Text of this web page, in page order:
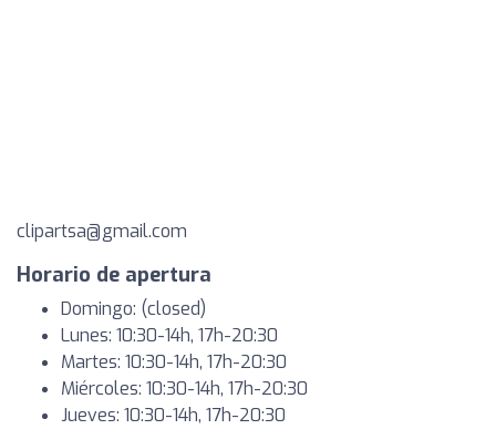
clipartsa@gmail.com
Horario de apertura
Domingo: (closed)
Lunes: 10:30-14h, 17h-20:30
Martes: 10:30-14h, 17h-20:30
Miércoles: 10:30-14h, 17h-20:30
Jueves: 10:30-14h, 17h-20:30